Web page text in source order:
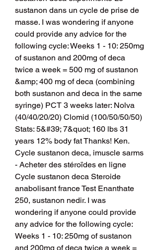
sustanon dans un cycle de prise de
masse. I was wondering if anyone
could provide any advice for the
following cycle: Weeks 1 - 10: 250mg
of sustanon and 200mg of deca
twice a week = 500 mg of sustanon
&amp; 400 mg of deca (combining
both sustanon and deca in the same
syringe) PCT 3 weeks later: Nolva
(40/40/20/20) Clomid (100/50/50/50)
Stats: 5&#39; 7&quot; 160 lbs 31
years 12% body fat Thanks! Ken.
Cycle sustanon deca, imuscle sarms
- Acheter des stéroïdes en ligne
Cycle sustanon deca Steroide
anabolisant france Test Enanthate
250, sustanon nedir. I was
wondering if anyone could provide
any advice for the following cycle:
Weeks 1 - 10: 250mg of sustanon
and 200mg of deca twice a week =